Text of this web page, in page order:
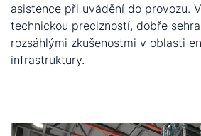
asistence při uvádění do provozu.
technickou precizností, dobře
rozsáhlými zkušenostmi v oblasti
infrastruktury.